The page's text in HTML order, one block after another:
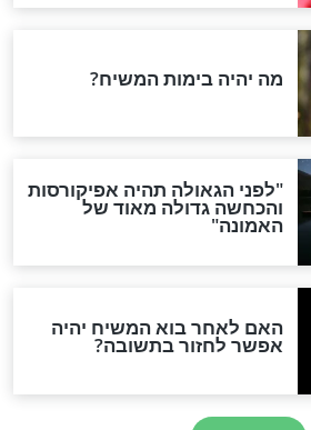
הרב - הסיבה תדהים אתכם
יהדות
לפרסום: לוחמי מילואים
בדרום לבנון
החשאי של טראמפ
שאלה